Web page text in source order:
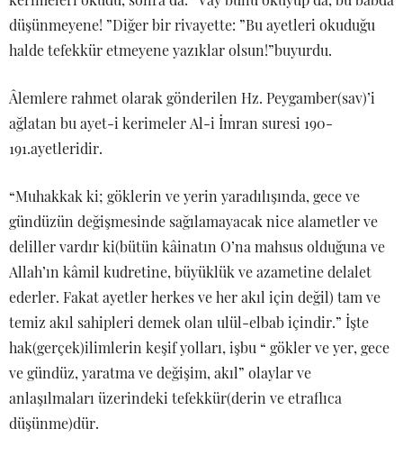
düşünmeyene! ”Diğer bir rivayette: ”Bu ayetleri okuduğu
halde tefekkür etmeyene yazıklar olsun!”buyurdu.
Âlemlere rahmet olarak gönderilen Hz. Peygamber(sav)’i
ağlatan bu ayet-i kerimeler Al-i İmran suresi 190-
191.ayetleridir.
“Muhakkak ki; göklerin ve yerin yaradılışında, gece ve
gündüzün değişmesinde sağılamayacak nice alametler ve
deliller vardır ki(bütün kâinatın O’na mahsus olduğuna ve
Allah’ın kâmil kudretine, büyüklük ve azametine delalet
ederler. Fakat ayetler herkes ve her akıl için değil) tam ve
temiz akıl sahipleri demek olan ulül-elbab içindir.” İşte
hak(gerçek)ilimlerin keşif yolları, işbu “ gökler ve yer, gece
ve gündüz, yaratma ve değişim, akıl” olaylar ve
anlaşılmaları üzerindeki tefekkür(derin ve etraflıca
düşünme)dür.